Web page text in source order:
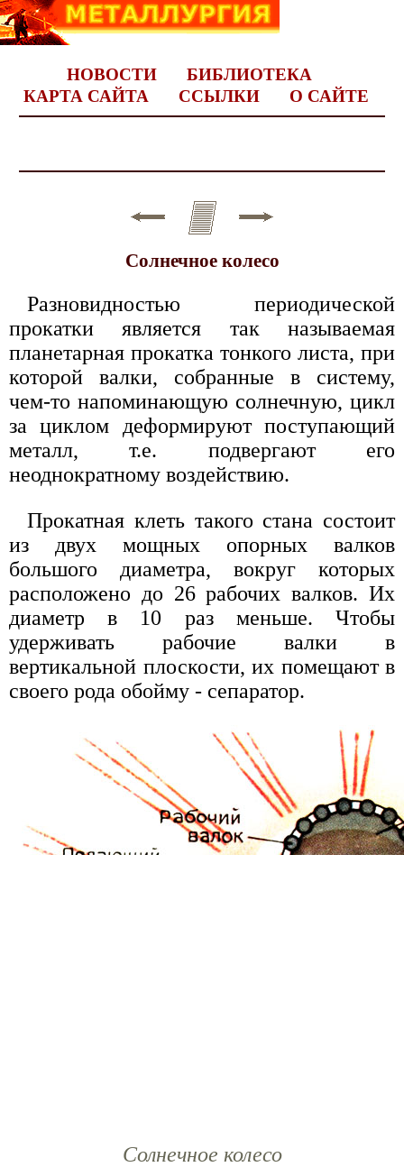
НОВОСТИ
БИБЛИОТЕКА
КАРТА САЙТА
ССЫЛКИ О САЙТЕ
Солнечное колесо
Разновидностью периодической
прокатки является так называемая
планетарная прокатка тонкого листа, при
которой валки, собранные в систему,
чем-то напоминающую солнечную, цикл
за циклом деформируют поступающий
металл, т.е. подвергают его
неоднократному воздействию.
Прокатная клеть такого стана состоит
из двух мощных опорных валков
большого диаметра, вокруг которых
расположено до 26 рабочих валков. Их
диаметр в 10 раз меньше. Чтобы
удерживать рабочие валки в
вертикальной плоскости, их помещают в
своего рода обойму - сепаратор.
Солнечное колесо